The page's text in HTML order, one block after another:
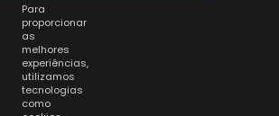
Para
proporcionar
as
melhores
experiências,
utilizamos
tecnologias
como